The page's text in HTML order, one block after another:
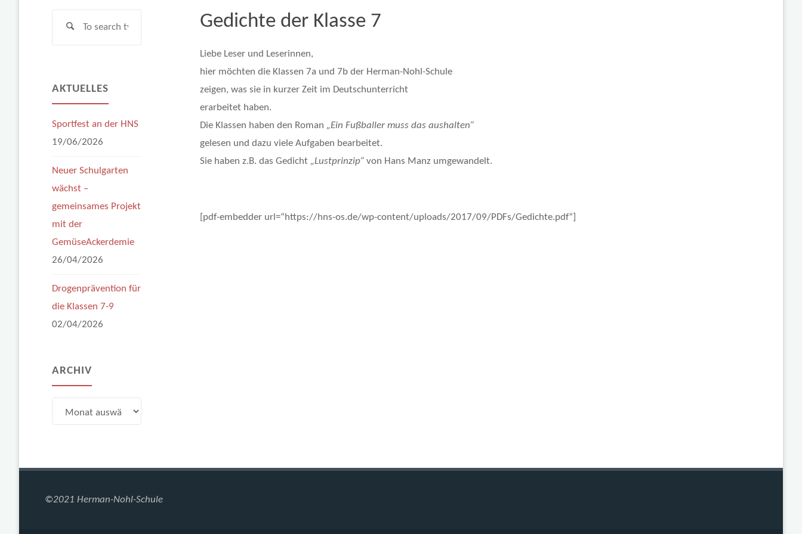
Gedichte der Klasse 7
Liebe Leser und Leserinnen,
hier möchten die Klassen 7a und 7b der Herman-Nohl-Schule
zeigen, was sie in kurzer Zeit im Deutschunterricht
erarbeitet haben.
Die Klassen haben den Roman „Ein Fußballer muss das aushalten“
gelesen und dazu viele Aufgaben bearbeitet.
Sie haben z.B. das Gedicht „Lustprinzip“von Hans Manz umgewandelt.
[pdf-embedder url=“https://hns-os.de/wp-content/uploads/2017/09/PDFs/Gedichte.pdf“]
Search
AKTUELLES
Sportfest an der HNS
19/06/2026
Neuer Schulgarten
wächst –
gemeinsames Projekt
mit der
GemüseAckerdemie
26/04/2026
Drogenprävention für
die Klassen 7-9
02/04/2026
ARCHIV
©2021 Herman-Nohl-Schule